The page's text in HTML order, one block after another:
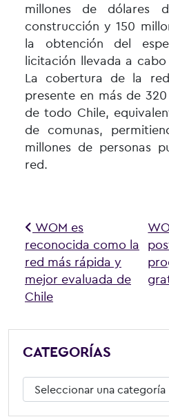
millones de dólares
construcción y 150
la obtención del
licitación llevada a
La cobertura de la
presente en más de
de todo Chile,
de comunas,
millones de personas
red.
Navegación de
WOM es
reconocida como la
red más rápida y
mejor evaluada de
Chile
CATEGORÍAS
Categorías